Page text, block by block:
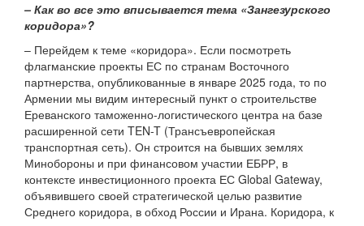
– Как во все это вписывается тема «Зангезурского
коридора»?
– Перейдем к теме «коридора». Если посмотреть
флагманские проекты ЕС по странам Восточного
партнерства, опубликованные в январе 2025 года, то по
Армении мы видим интересный пункт о строительстве
Ереванского таможенно-логистического центра на базе
расширенной сети TEN-T (Трансъевропейская
транспортная сеть). Он строится на бывших землях
Минобороны и при финансовом участии ЕБРР, в
контексте инвестиционного проекта ЕС Global Gateway,
объявившего своей стратегической целью развитие
Среднего коридора, в обход России и Ирана. Коридора, к